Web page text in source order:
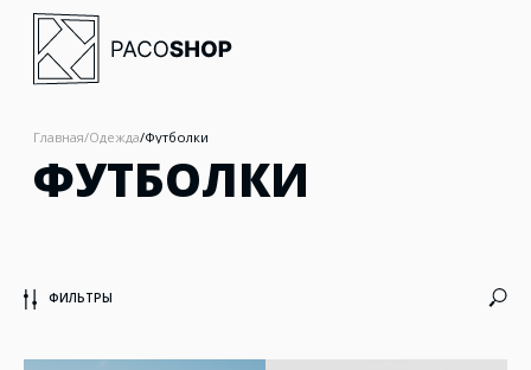
ФУТБОЛКИ
ФИЛЬТРЫ